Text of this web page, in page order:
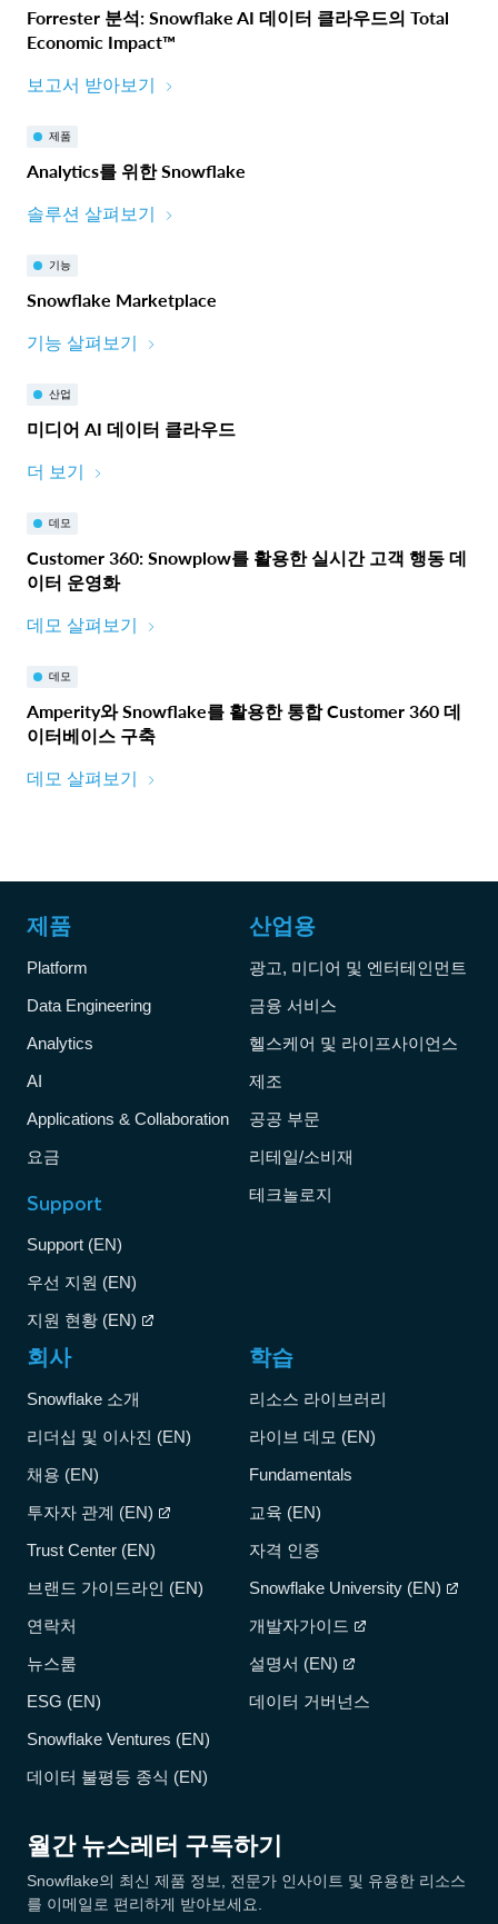
Forrester 분석: Snowflake AI 데이터 클라우드의 Total
Economic Impact™
보고서 받아보기
제품
Analytics를 위한 Snowflake
솔루션 살펴보기
기능
Snowflake Marketplace
기능 살펴보기
산업
미디어 AI 데이터 클라우드
더 보기
데모
Customer 360: Snowplow를 활용한 실시간 고객 행동 데
이터 운영화
데모 살펴보기
데모
Amperity와 Snowflake를 활용한 통합 Customer 360 데
이터베이스 구축
데모 살펴보기
월간 뉴스레터 구독하기
Snowflake의 최신 제품 정보, 전문가 인사이트 및 유용한 리소스
를 이메일로 편리하게 받아보세요.
제품
Platform
Data Engineering
Analytics
AI
Applications & Collaboration
요금
Support
Support (EN)
우선 지원 (EN)
지원 현황 (EN)
산업용
광고, 미디어 및 엔터테인먼트
금융 서비스
헬스케어 및 라이프사이언스
제조
공공 부문
리테일/소비재
테크놀로지
회사
Snowflake 소개
리더십 및 이사진 (EN)
채용 (EN)
투자자 관계 (EN)
Trust Center (EN)
브랜드 가이드라인 (EN)
연락처
뉴스룸
ESG (EN)
Snowflake Ventures (EN)
데이터 불평등 종식 (EN)
학습
리소스 라이브러리
라이브 데모 (EN)
Fundamentals
교육 (EN)
자격 인증
Snowflake University (EN)
개발자가이드
설명서 (EN)
데이터 거버넌스